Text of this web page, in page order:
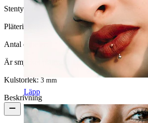
Läpp
Stentyp: Kubisk zirkonia
Pläteringstyp: PVD - beläggning
Antal enheter:
Är smycket pläterat?: Ja, hela smycket
Kulstorlek: 3 mm
Beskrivning